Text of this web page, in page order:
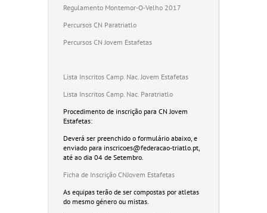
Regulamento Montemor-O-Velho 2017
Percursos CN Paratriatlo
Percursos CN Jovem Estafetas
Lista Inscritos Camp. Nac. Jovem Estafetas
Lista Inscritos Camp. Nac. Paratriatlo
Procedimento de inscrição para CN Jovem
Estafetas:
Deverá ser preenchido o formulário abaixo, e
enviado para inscricoes@federacao-triatlo.pt,
até ao dia 04 de Setembro.
Ficha de Inscrição CNJovem Estafetas
As equipas terão de ser compostas por atletas
do mesmo género ou mistas.